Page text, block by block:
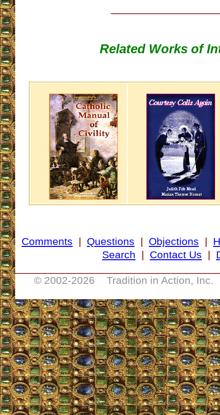
Related Works of
Comments | Questions | Objections |
Search | Contact Us |
© 2002-2026 Tradition in Action, Inc.